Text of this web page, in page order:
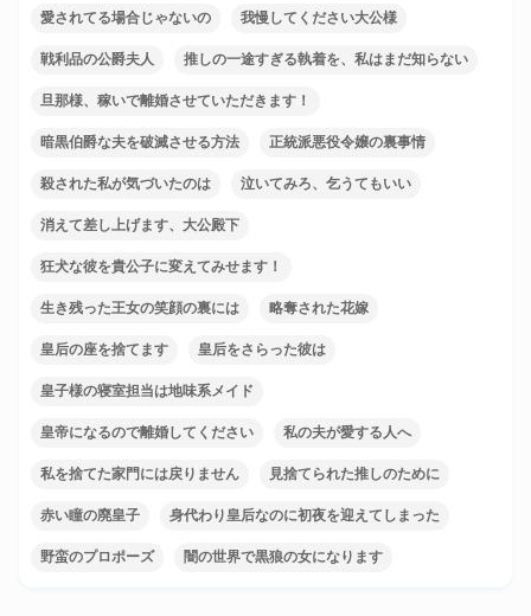
愛されてる場合じゃないの 我慢してください大公様
戦利品の公爵夫人 推しの一途すぎる執着を、私はまだ知らない
旦那様、稼いで離婚させていただきます！
暗黒伯爵な夫を破滅させる方法 正統派悪役令嬢の裏事情
殺された私が気づいたのは 泣いてみろ、乞うてもいい
消えて差し上げます、大公殿下
狂犬な彼を貴公子に変えてみせます！
生き残った王女の笑顔の裏には 略奪された花嫁
皇后の座を捨てます 皇后をさらった彼は
皇子様の寝室担当は地味系メイド
皇帝になるので離婚してください 私の夫が愛する人へ
私を捨てた家門には戻りません 見捨てられた推しのために
赤い瞳の廃皇子 身代わり皇后なのに初夜を迎えてしまった
野蛮のプロポーズ 闇の世界で黒狼の女になります